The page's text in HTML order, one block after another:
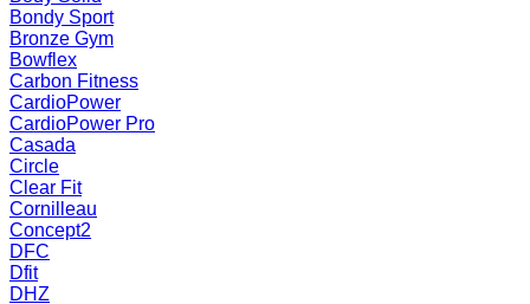
Bondy Sport
Bronze Gym
Bowflex
Carbon Fitness
CardioPower
CardioPower Pro
Casada
Circle
Clear Fit
Cornilleau
Concept2
DFC
Dfit
DHZ